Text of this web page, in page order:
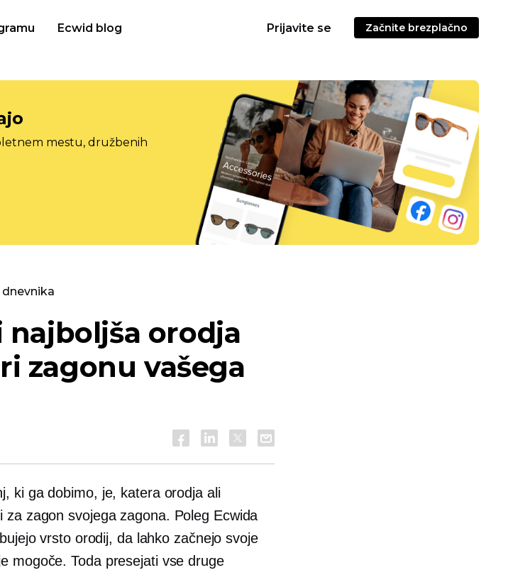
Ecwid blog Prijavite se Začnite brezplačno
mestu, družbenih
najboljša orodja
zagonu vašega
ki ga dobimo, je, katera orodja ali
za zagon svojega zagona. Poleg Ecwida
vrsto orodij, da lahko začnejo svoje
mogoče. Toda presejati vse druge